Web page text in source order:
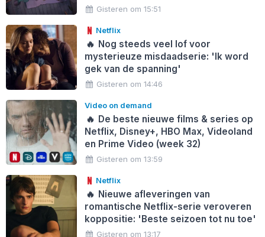
Gisteren om 15:51
Netflix
🔥 Nog steeds veel lof voor
mysterieuze misdaadserie: 'Ik word
gek van de spanning'
Gisteren om 14:46
Video on demand
🔥 De beste nieuwe films & series op
Netflix, Disney+, HBO Max, Videoland
en Prime Video (week 32)
Gisteren om 13:59
Netflix
🔥 Nieuwe afleveringen van
romantische Netflix-serie veroveren
koppositie: 'Beste seizoen tot nu toe'
Gisteren om 13:17